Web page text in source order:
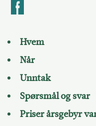
Hvem
Når
Unntak
Spørsmål og svar
Priser årsgebyr